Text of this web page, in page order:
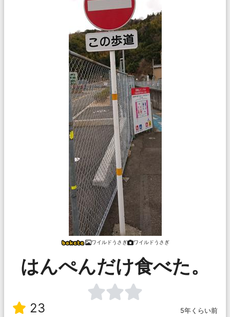
ワイルドうさぎ ワイルドうさぎ
はんぺんだけ食べた。
23
5年くらい前